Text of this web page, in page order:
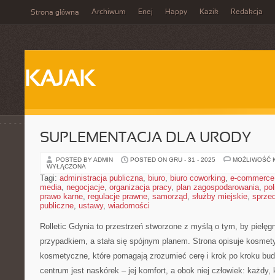
Strona główna Archiwum Enej Happy Kazik Redakcja
KAJAK
SUPLEMENTACJA DLA URODY
POSTED BY ADMIN POSTED ON GRU - 31 - 2025
MOŻLIWOŚĆ
WYŁĄCZONA
Tagi: administracja publiczna, biuro, biuro coworking, e-commerce
media, negocjacje, organizacja pracy, plan zagospodarowania,
prawo karne, regulacje prawne, samorząd, służby miejskie,
publiczne, ustawy, wiadomości
Rolletic Gdynia to przestrzeń stworzone z myślą o tym, by
przypadkiem, a stała się spójnym planem. Strona opisuje
kosmetyczne, które pomagają zrozumieć cerę i krok po kroku
centrum jest naskórek – jej komfort, a obok niej człowiek: